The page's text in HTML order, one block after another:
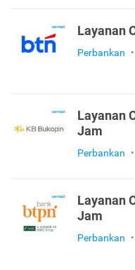
Layanan
Perbankan •
Layanan
Jam
Perbankan •
Layanan
Jam
Perbankan •